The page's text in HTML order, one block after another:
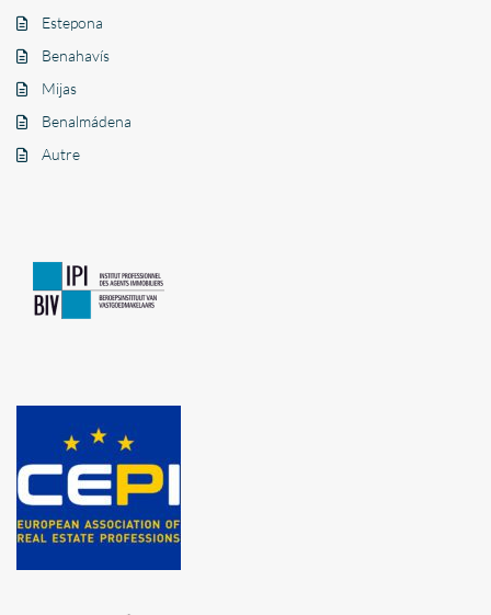
Estepona
Benahavís
Mijas
Benalmádena
Autre